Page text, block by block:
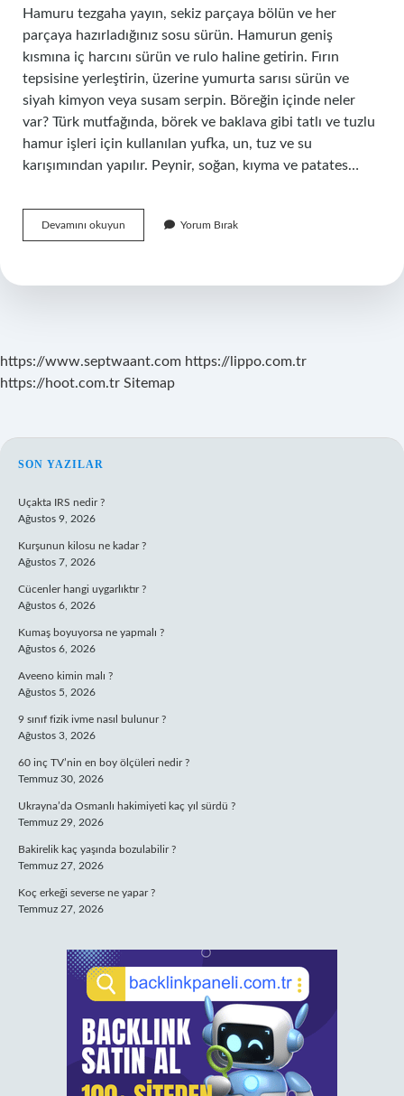
Hamuru tezgaha yayın, sekiz parçaya bölün ve her
parçaya hazırladığınız sosu sürün. Hamurun geniş
kısmına iç harcını sürün ve rulo haline getirin. Fırın
tepsisine yerleştirin, üzerine yumurta sarısı sürün ve
siyah kimyon veya susam serpin. Böreğin içinde neler
var? Türk mutfağında, börek ve baklava gibi tatlı ve tuzlu
hamur işleri için kullanılan yufka, un, tuz ve su
karışımından yapılır. Peynir, soğan, kıyma ve patates…
Devamını okuyun
Böreğinde
Mı
Yorum Bırak
https://www.septwaant.com https://lippo.com.tr
https://hoot.com.tr Sitemap
SIDEBAR
SON YAZILAR
Uçakta IRS nedir ?
Ağustos 9, 2026
Kurşunun kilosu ne kadar ?
Ağustos 7, 2026
Cücenler hangi uygarlıktır ?
Ağustos 6, 2026
Kumaş boyuyorsa ne yapmalı ?
Ağustos 6, 2026
Aveeno kimin malı ?
Ağustos 5, 2026
9 sınıf fizik ivme nasıl bulunur ?
Ağustos 3, 2026
60 inç TV’nin en boy ölçüleri nedir ?
Temmuz 30, 2026
Ukrayna’da Osmanlı hakimiyeti kaç yıl sürdü ?
Temmuz 29, 2026
Bakirelik kaç yaşında bozulabilir ?
Temmuz 27, 2026
Koç erkeği severse ne yapar ?
Temmuz 27, 2026